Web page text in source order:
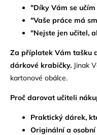
"Díky Vám se
"Vaše práce má
"Nejste jen učitel,
Za příplatek Vám tašku
dárkové krabičky. Jinak
kartonové obálce.
Proč darovat učiteli
Praktický dárek,
Originální a